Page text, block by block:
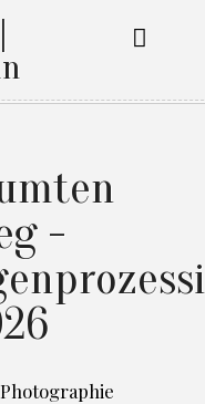
-